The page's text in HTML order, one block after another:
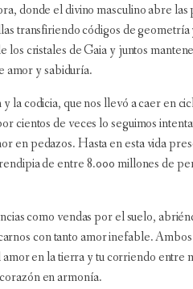
donde el divino masculino abre
transfiriendo códigos de
cristales de Gaia y juntos
amor y sabiduría.
la codicia, que nos llevó a caer en
cientos de veces lo seguimos
en pedazos. Hasta en esta vida
de entre 8.000 millones de
como vendas por el suelo,
con tanto amor inefable.
en la tierra y tu corriendo entre
en armonía.